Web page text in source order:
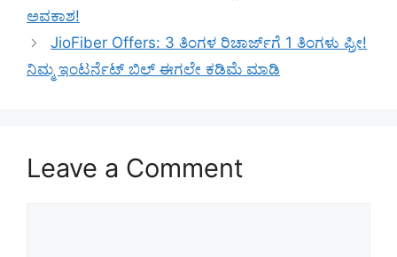
ಅವಕಾಶ!
JioFiber Offers: 3 ತಿಂಗಳ ರಿಚಾರ್ಜ್‌ಗೆ 1 ತಿಂಗಳು ಫ್ರೀ!
ನಿಮ್ಮ ಇಂಟರ್ನೆಟ್ ಬಿಲ್ ಈಗಲೇ ಕಡಿಮೆ ಮಾಡಿ
Leave a Comment